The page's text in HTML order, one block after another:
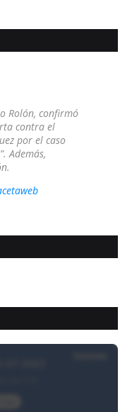
Rolón, confirmó
contra el
por el caso
Además,